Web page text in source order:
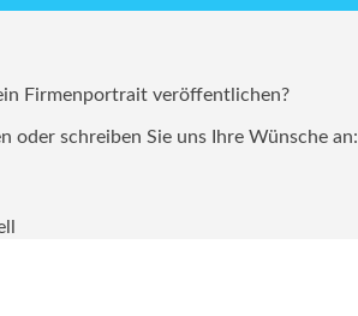
Firmenportrait veröffentlichen?
oder schreiben Sie uns Ihre Wünsche an: